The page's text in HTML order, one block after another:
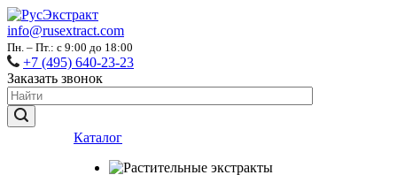
info@rusextract.com
Пн. – Пт.: с 9:00 до 18:00
+7 (495) 640-23-23
Заказать звонок
Каталог